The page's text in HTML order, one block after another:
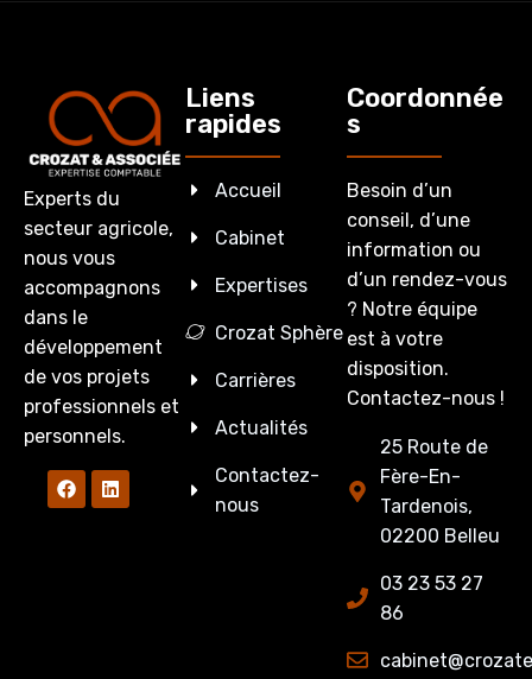
Experts du
secteur agricole,
nous vous
accompagnons
dans le
développement
de vos projets
professionnels et
personnels.
Liens
rapides
Accueil
Cabinet
Expertises
Crozat Sphère
Carrières
Actualités
Contactez-
nous
Coordonnée
s
Besoin d’un
conseil, d’une
information ou
d’un rendez-vous
? Notre équipe
est à votre
disposition.
Contactez-nous !
25 Route de
Fère-En-
Tardenois,
02200 Belleu
03 23 53 27
86